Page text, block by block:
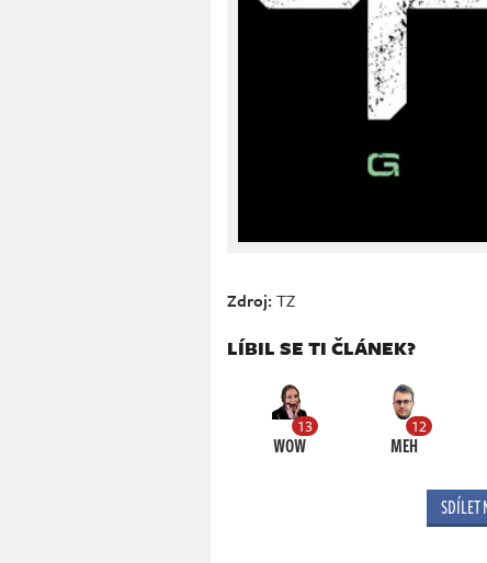
Zdroj:TZ
LÍBIL SE TI ČLÁNEK?
13
WOW
12
MEH
SDÍLET